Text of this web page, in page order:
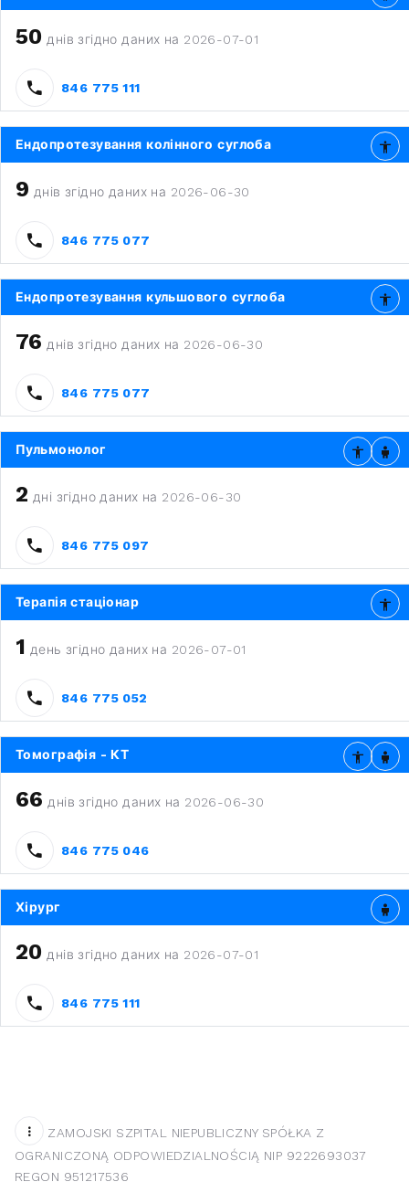
50 днів згідно даних на 2026-07-01
846 775 111
Ендопротезування колінного суглоба
9 днів згідно даних на 2026-06-30
846 775 077
Ендопротезування кульшового суглоба
76 днів згідно даних на 2026-06-30
846 775 077
Пульмонолог
2 дні згідно даних на 2026-06-30
846 775 097
Терапія стаціонар
1 день згідно даних на 2026-07-01
846 775 052
Томографія - КТ
66 днів згідно даних на 2026-06-30
846 775 046
Хірург
20 днів згідно даних на 2026-07-01
846 775 111
ZAMOJSKI SZPITAL NIEPUBLICZNY SPÓŁKA Z
OGRANICZONĄ ODPOWIEDZIALNOŚCIĄ NIP 9222693037
REGON 951217536